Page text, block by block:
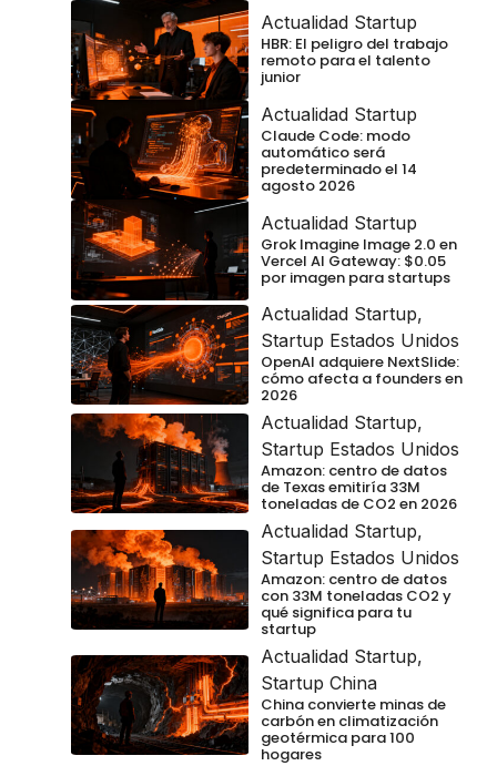
Actualidad Startup
HBR: El peligro del trabajo
remoto para el talento
junior
Actualidad Startup
Claude Code: modo
automático será
predeterminado el 14
agosto 2026
Actualidad Startup
Grok Imagine Image 2.0 en
Vercel AI Gateway: $0.05
por imagen para startups
Actualidad Startup,
Startup Estados Unidos
OpenAI adquiere NextSlide:
cómo afecta a founders en
2026
Actualidad Startup,
Startup Estados Unidos
Amazon: centro de datos
de Texas emitiría 33M
toneladas de CO2 en 2026
Actualidad Startup,
Startup Estados Unidos
Amazon: centro de datos
con 33M toneladas CO2 y
qué significa para tu
startup
Actualidad Startup,
Startup China
China convierte minas de
carbón en climatización
geotérmica para 100
hogares